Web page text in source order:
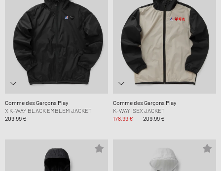
Comme des Garçons Play
X K-WAY BLACK EMBLEM JACKET
209,99 €
Comme des Garçons Play
K-WAY ISEX JACKET
178,99 €
209,99 €